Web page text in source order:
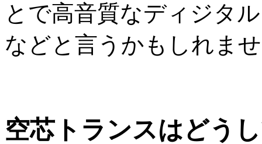
とで高音質なディジタ
などと言うかもしれま
空芯トランスはどう